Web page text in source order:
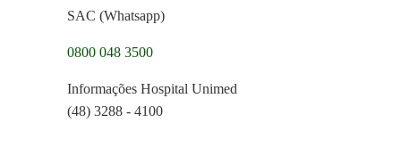
SAC (Whatsapp)
0800 048 3500
Informações Hospital Unimed
(48) 3288 - 4100